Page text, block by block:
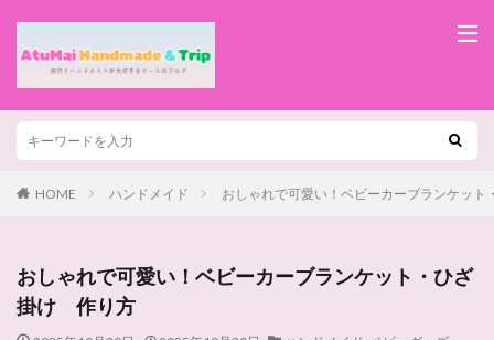
HOME ハンドメイド おしゃれで可愛い！ベビーカーブランケッ
おしゃれで可愛い！ベビーカーブランケット・ひざ
掛け 作り方